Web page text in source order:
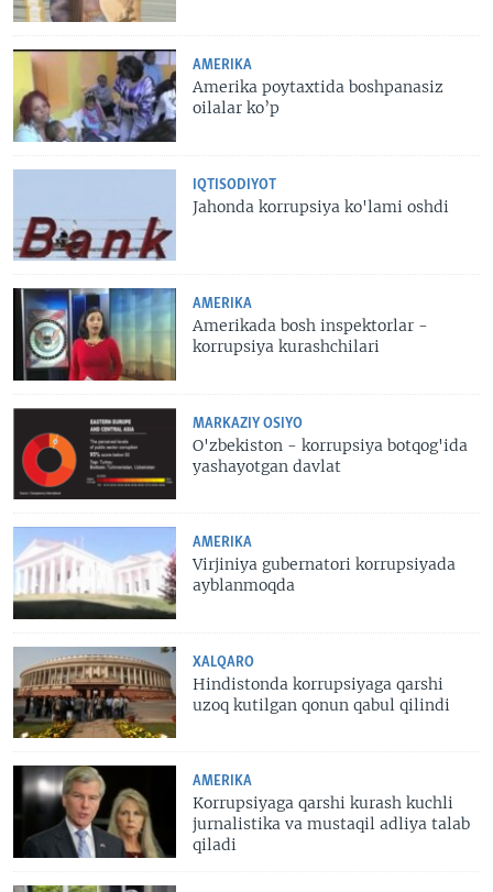
AMERIKA
Amerika poytaxtida boshpanasiz
oilalar ko’p
IQTISODIYOT
Jahonda korrupsiya ko'lami oshdi
AMERIKA
Amerikada bosh inspektorlar -
korrupsiya kurashchilari
MARKAZIY OSIYO
O'zbekiston - korrupsiya botqog'ida
yashayotgan davlat
AMERIKA
Virjiniya gubernatori korrupsiyada
ayblanmoqda
XALQARO
Hindistonda korrupsiyaga qarshi
uzoq kutilgan qonun qabul qilindi
AMERIKA
Korrupsiyaga qarshi kurash kuchli
jurnalistika va mustaqil adliya talab
qiladi